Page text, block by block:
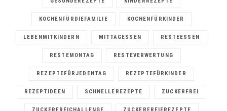
KOCHENFÜRDIEFAMILIE KOCHENFÜRKINDER
LEBENMITKINDERN MITTAGESSEN RESTEESSEN
RESTEMONTAG RESTEVERWERTUNG
REZEPTEFÜRJEDENTAG REZEPTEFÜRKINDER
REZEPTIDEEN SCHNELLEREZEPTE ZUCKERFREI